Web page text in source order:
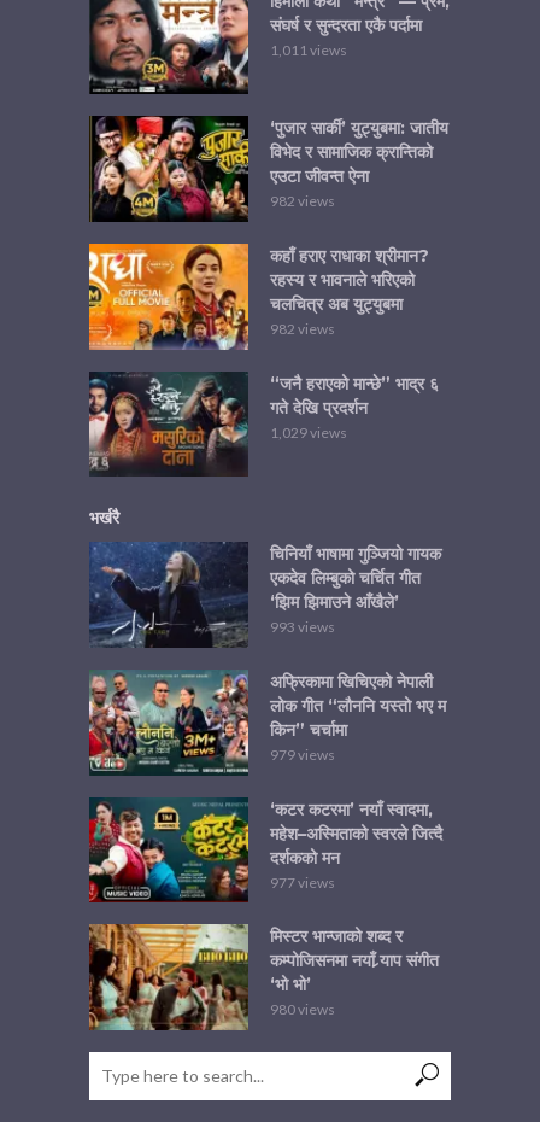
संघर्ष र सुन्दरता एकै पर्दामा
1,011 views
‘पुजार सार्की’ युट्युबमा: जातीय
विभेद र सामाजिक क्रान्तिको
एउटा जीवन्त ऐना
982 views
कहाँ हराए राधाका श्रीमान?
रहस्य र भावनाले भरिएको
चलचित्र अब युट्युबमा
982 views
“जनै हराएको मान्छे” भाद्र ६
गते देखि प्रदर्शन
1,029 views
भर्खरै
चिनियाँ भाषामा गुञ्जियो गायक
एकदेव लिम्बुको चर्चित गीत
‘झिम झिमाउने आँखैले’
993 views
अफ्रिकामा खिचिएको नेपाली
लोक गीत “लौननि यस्तो भए म
किन” चर्चामा
979 views
‘कटर कटरमा’ नयाँ स्वादमा,
महेश–अस्मिताको स्वरले जित्दै
दर्शकको मन
977 views
मिस्टर भान्जाको शब्द र
कम्पोजिसनमा नयाँ र्‍याप संगीत
‘भो भो’
980 views